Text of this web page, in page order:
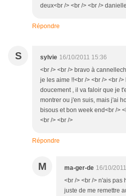
deux<br /> <br /> <br />
Répondre
S sylvie 16/10/2011 15:36
<br /> <br /> bravo à
je les aime !!<br /> <br /> <br /
doucement , il va faloir que je
montrer ou j'en suis, mais j'ai
bisous et bon week end<br />
<br /> <br />
Répondre
M ma-ger-de 16/10/
<br /> <br /> n'ais pas
juste de me remettre